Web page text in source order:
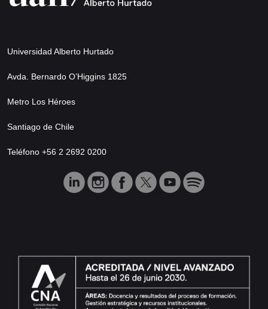
Universidad Alberto Hurtado
Avda. Bernardo O’Higgins 1825
Metro Los Héroes
Santiago de Chile
Teléfono +56 2 2692 0200